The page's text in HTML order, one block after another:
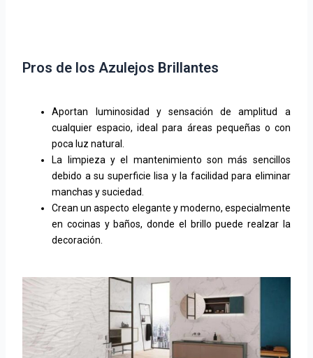
Pros de los Azulejos Brillantes
Aportan luminosidad y sensación de amplitud a
cualquier espacio, ideal para áreas pequeñas o con
poca luz natural.
La limpieza y el mantenimiento son más sencillos
debido a su superficie lisa y la facilidad para eliminar
manchas y suciedad.
Crean un aspecto elegante y moderno, especialmente
en cocinas y baños, donde el brillo puede realzar la
decoración.